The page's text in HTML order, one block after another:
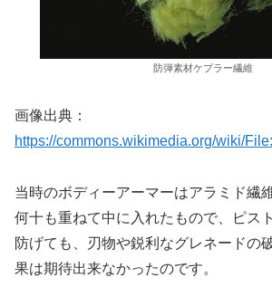
防弾素材ケプラー繊維
画像出典：
https://commons.wikimedia.org/wiki/
当時のボディーアーマーはアラミド繊
何十も重ねて中に入れたもので、ピス
防げても、刃物や鋭利なグレネードの
果は期待出来なかったのです。